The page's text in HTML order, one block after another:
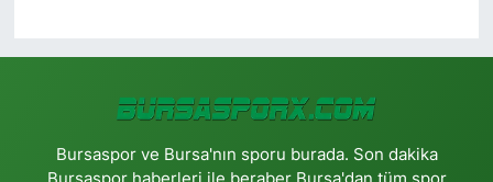
Bursaspor ve Bursa'nın sporu burada. Son dakika